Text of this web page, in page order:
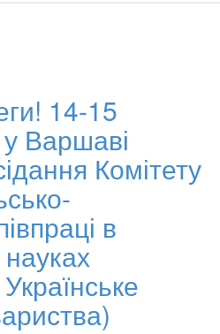
14-15
Варшаві
Комітету
в